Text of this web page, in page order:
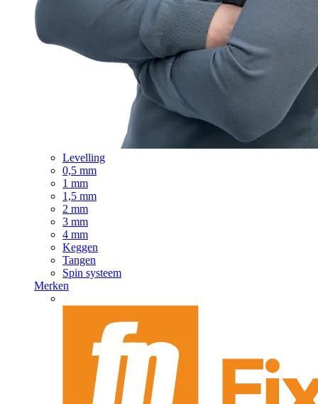
Levelling
0,5 mm
1 mm
1,5 mm
2 mm
3 mm
4 mm
Keggen
Tangen
Spin systeem
Merken